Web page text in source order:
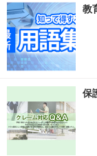
教
保